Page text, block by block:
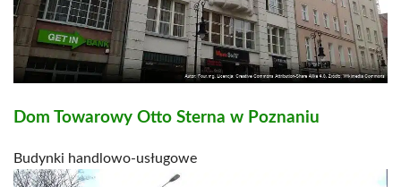
Dom Towarowy Otto Sterna w Poznaniu
Budynki handlowo-usługowe